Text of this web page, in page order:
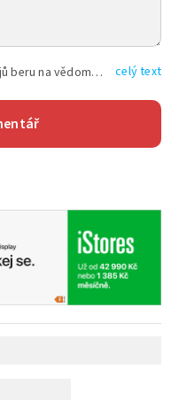
Vyplněním shora uvedených údajů beru na vědomí, že společnost TEXT FACTORY s.r.o., sídlem Brno, Durďákova 336/29, Černá Pole, PSČ: 613 00, IČ: 06157831, zapsané u Krajského soudu v Brně, oddíl C, vložka 100399, bude zpracovávat mé osobní údaje uvedené v rámci mnou vyplněného registračního formuláře na základě oprávněných zájmů TEXT FACTORY s.r.o. dle čl. 6 odst. 1 písm. f) GDPR a pro splnění právních povinností (čl. 6 odst. 1 písm. c) GDPR), a to pro tyto účely: nezbytnost zajistit oprávnění návštěvníka webových stránek provozovaných společností TEXT FACTORY s.r.o. přispívat aktivně ke zveřejněným článkům nebo v rámci diskusních fór a výkon práv TEXT FACTORY s.r.o. jako administrátora těchto diskusních fór. Více informací o zpracování osobních údajů a právech lze nalézt v celý text